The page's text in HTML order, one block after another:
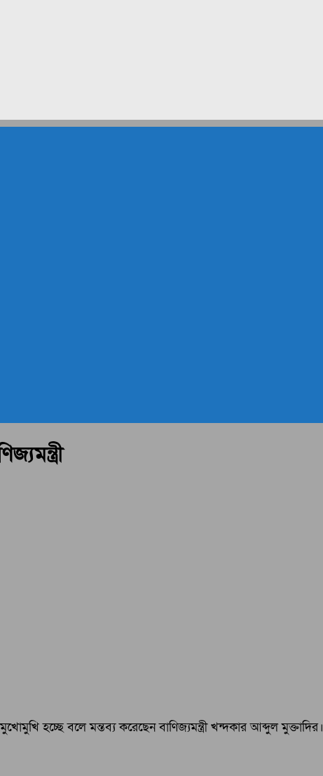
হচ্ছে বলে মন্তব্য করেছেন বাণিজ্যমন্ত্রী খন্দকার আব্দুল মুক্তাদির।